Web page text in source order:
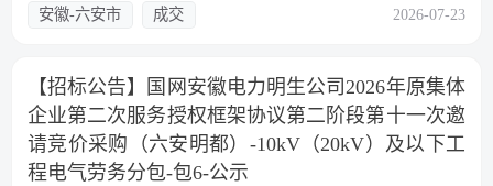
安徽-六安市 成交 2026-07-23
【招标公告】国网安徽电力明生公司2026年原集体
企业第二次服务授权框架协议第二阶段第十一次邀
请竞价采购（六安明都）-10kV（20kV）及以下工
程电气劳务分包-包6-公示